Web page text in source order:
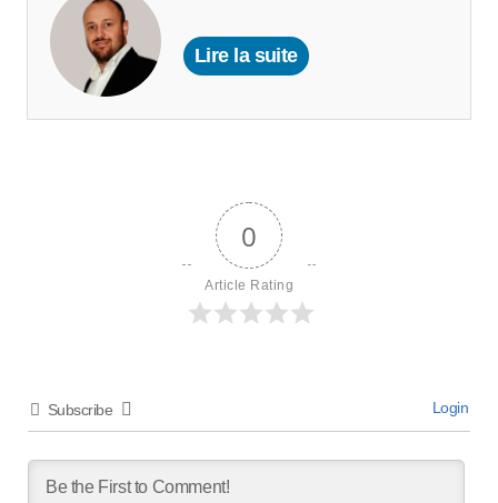
Lire la suite
0
Article Rating
Subscribe Login